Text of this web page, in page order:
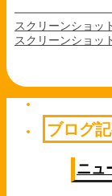
スクリーンショッ
スクリーンショッ
ブログ
ニュ